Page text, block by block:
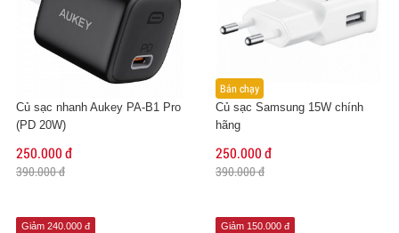
Củ sạc nhanh Aukey PA-B1 Pro
(PD 20W)
250.000 đ
390.000 đ
Bán chạy
Củ sạc Samsung 15W chính
hãng
250.000 đ
390.000 đ
Giảm 240.000 đ Giảm 150.000 đ